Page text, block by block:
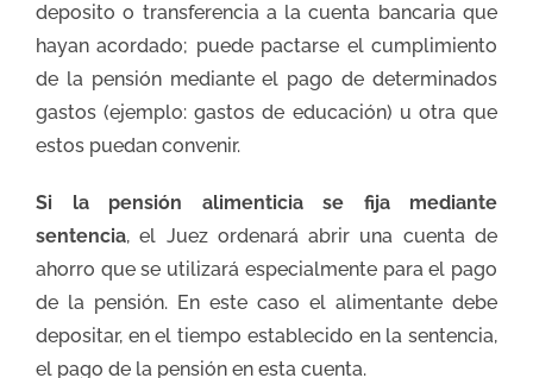
deposito o transferencia a la cuenta bancaria que
hayan acordado; puede pactarse el cumplimiento
de la pensión mediante el pago de determinados
gastos (ejemplo: gastos de educación) u otra que
estos puedan convenir.
Si la pensión alimenticia se fija mediante
sentencia, el Juez ordenará abrir una cuenta de
ahorro que se utilizará especialmente para el pago
de la pensión. En este caso el alimentante debe
depositar, en el tiempo establecido en la sentencia,
el pago de la pensión en esta cuenta.